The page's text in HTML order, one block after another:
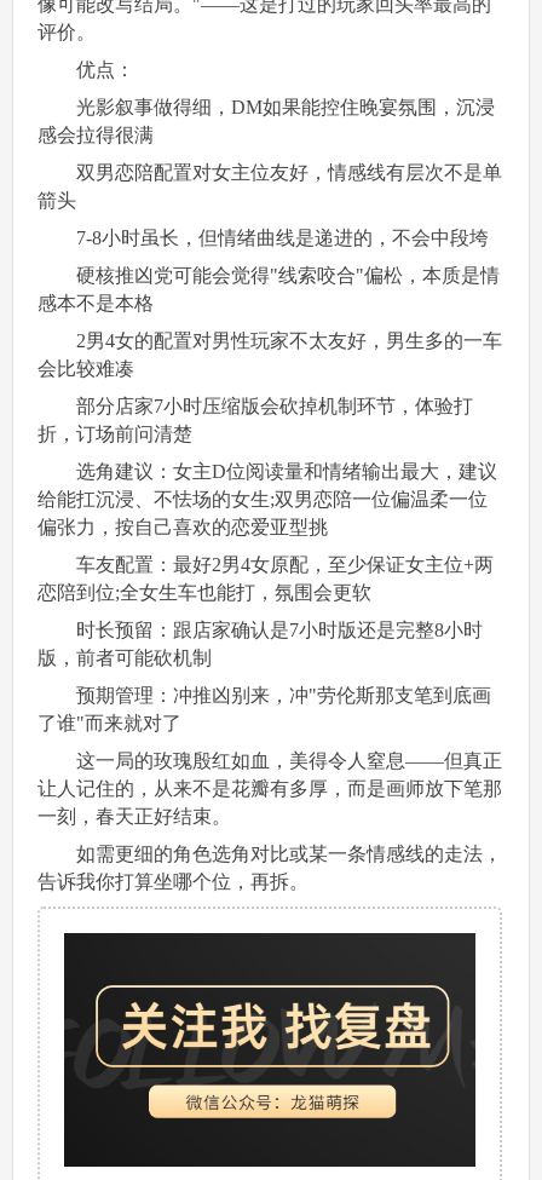
像可能改写结局。"——这是打过的玩家回头率最高的
评价。
优点：
光影叙事做得细，DM如果能控住晚宴氛围，沉浸
感会拉得很满
双男恋陪配置对女主位友好，情感线有层次不是单
箭头
7-8小时虽长，但情绪曲线是递进的，不会中段垮
硬核推凶党可能会觉得"线索咬合"偏松，本质是情
感本不是本格
2男4女的配置对男性玩家不太友好，男生多的一车
会比较难凑
部分店家7小时压缩版会砍掉机制环节，体验打
折，订场前问清楚
选角建议：女主D位阅读量和情绪输出最大，建议
给能扛沉浸、不怯场的女生;双男恋陪一位偏温柔一位
偏张力，按自己喜欢的恋爱亚型挑
车友配置：最好2男4女原配，至少保证女主位+两
恋陪到位;全女生车也能打，氛围会更软
时长预留：跟店家确认是7小时版还是完整8小时
版，前者可能砍机制
预期管理：冲推凶别来，冲"劳伦斯那支笔到底画
了谁"而来就对了
这一局的玫瑰殷红如血，美得令人窒息——但真正
让人记住的，从来不是花瓣有多厚，而是画师放下笔那
一刻，春天正好结束。
如需更细的角色选角对比或某一条情感线的走法，
告诉我你打算坐哪个位，再拆。